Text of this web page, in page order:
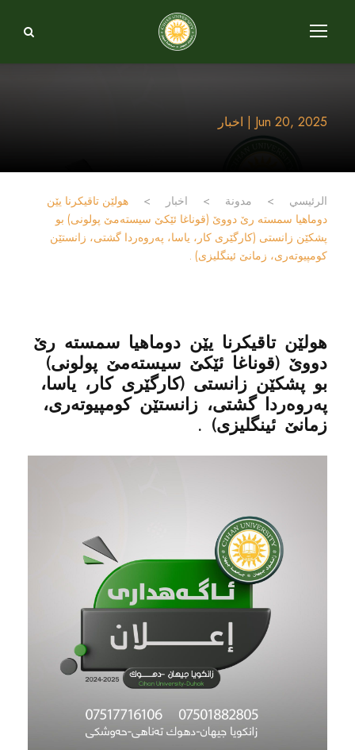
Jun 20, 2025 | اخبار
الرئيسي > مدونة > اخبار >
هولێن تاقيكرنا يێن
دوماهيا سمسته رێ دووێ (قوناغا ئێکێ سیستەمێ پولونی) بو
پشکێن زانستى (کارگێری کار، یاسا، پەروەردا گشتی، زانستێن
کومپیوتەری، زمانێ ئینگلیزی) .
هولێن تاقيكرنا يێن دوماهيا سمسته رێ
دووێ (قوناغا ئێکێ سیستەمێ پولونی)
بو پشکێن زانستى (کارگێری کار، یاسا،
پەروەردا گشتی، زانستێن کومپیوتەری،
زمانێ ئینگلیزی) .